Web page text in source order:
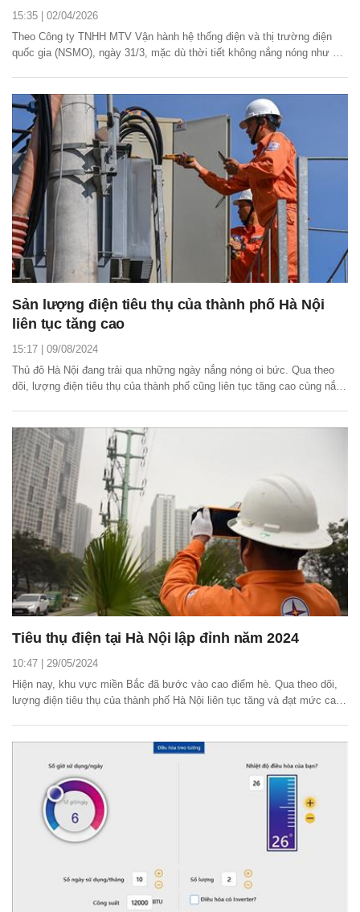
15:35 | 02/04/2026
Theo Công ty TNHH MTV Vận hành hệ thống điện và thị trường điện
quốc gia (NSMO), ngày 31/3, mặc dù thời tiết không nắng nóng như dự
Sản lượng điện tiêu thụ của thành phố Hà Nội
liên tục tăng cao
15:17 | 09/08/2024
Thủ đô Hà Nội đang trải qua những ngày nắng nóng oi bức. Qua theo
dõi, lượng điện tiêu thụ của thành phố cũng liên tục tăng cao cùng nắng
Tiêu thụ điện tại Hà Nội lập đỉnh năm 2024
10:47 | 29/05/2024
Hiện nay, khu vực miền Bắc đã bước vào cao điểm hè. Qua theo dõi,
lượng điện tiêu thụ của thành phố Hà Nội liên tục tăng và đạt mức cao